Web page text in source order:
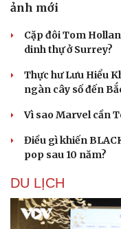
ảnh mới
Cặp đôi Tom
dinh thự ở Surrey?
Thực hư Lưu Hiểu
ngàn cây số đến
Vì sao Marvel cần
Điều gì khiến
pop sau 10 năm?
DU LỊCH